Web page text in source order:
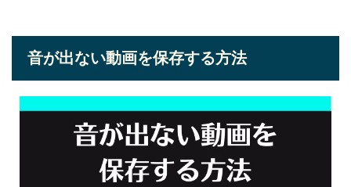
音が出ない動画を保存する方法